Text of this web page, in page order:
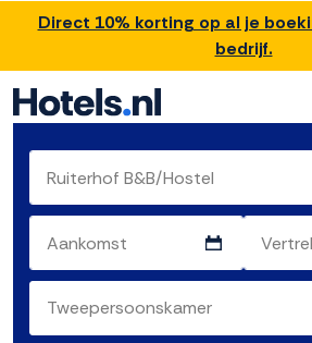
Direct 10% korting op al je
bedrijf.